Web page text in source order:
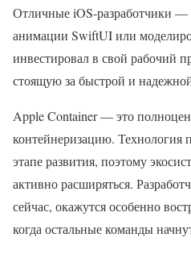
Отличные iOS-разработчики —
анимации SwiftUI или
инвестировал в свой рабочий
стоящую за быстрой и
Apple Container — это
контейнеризацию. Технология
этапе развития, поэтому
активно расширяться.
сейчас, окажутся особенно
когда остальные команды